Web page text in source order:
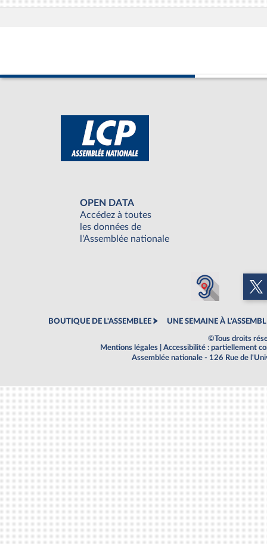
OPEN DATA
Accédez à toutes
les données de
l'Assemblée nationale
BOUTIQUE DE L'ASSEMBLEE UNE SEMAINE À
©Tous droits
Mentions légales
Accessibilité : partiellement
Assemblée nationale - 126 Rue de